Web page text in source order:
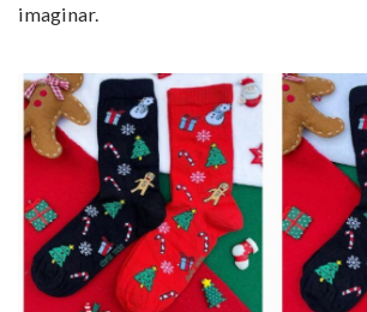
imaginar.